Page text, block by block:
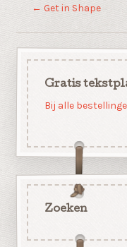
← Get in Shape
Gratis
Bij alle
Zoeken